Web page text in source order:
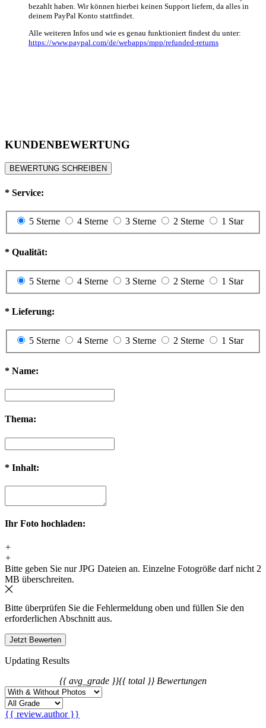
bezahlt haben. Wir können hierbei keinen Support liefern, da alles in
deinem PayPal Konto stattfindet.
Alle weiteren Infos und wie es genau funktioniert findest du unter:
https://www.paypal.com/de/webapps/mpp/refunded-returns
KUNDENBEWERTUNG
BEWERTUNG SCHREIBEN
* Service:
5 Sterne 4 Sterne 3 Sterne 2 Sterne 1 Star
* Qualität:
5 Sterne 4 Sterne 3 Sterne 2 Sterne 1 Star
* Lieferung:
5 Sterne 4 Sterne 3 Sterne 2 Sterne 1 Star
* Name:
Thema:
* Inhalt:
Ihr Foto hochladen:
+
+
Bitte geben Sie nur JPG Dateien an. Einzelne Fotogröße darf nicht 2
MB überschreiten.
Bitte überprüfen Sie die Fehlermeldung oben und füllen Sie den
erforderlichen Abschnitt aus.
Updating Results
{{ avg_grade }}{{ total }} Bewertungen
{{ review.author }}